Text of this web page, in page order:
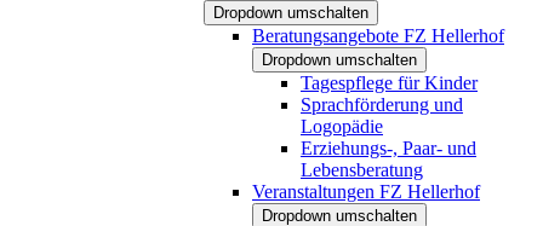
Dropdown umschalten
Beratungsangebote FZ Hellerhof
Dropdown umschalten
Tagespflege für Kinder
Sprachförderung und
Logopädie
Erziehungs-, Paar- und
Lebensberatung
Veranstaltungen FZ Hellerhof
Dropdown umschalten